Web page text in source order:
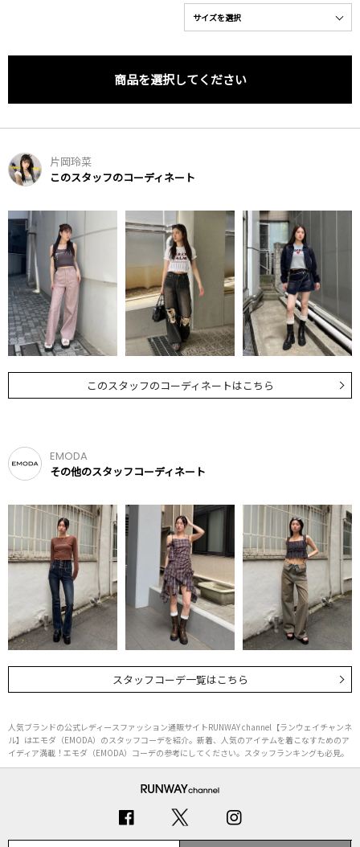
商品を選択してください
片岡玲菜
このスタッフのコーディネート
このスタッフのコーディネートはこちら
EMODA
その他のスタッフコーディネート
スタッフコーデ一覧はこちら
人気ブランドの公式レディースファッション通販サイトRUNWAY channel【ランウェイチャンネ
ル】はエモダ（EMODA）のスタッフコーデを紹介。新着、人気のアイテムを着こなすためのア
イディア満載！エモダ（EMODA）コーデの参考にしてください。スタッフランキングも必見。